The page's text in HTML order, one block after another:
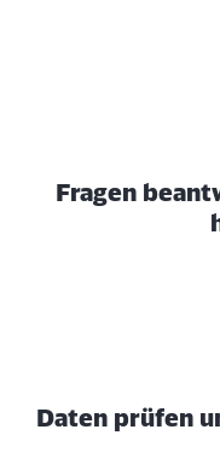
Fragen
Daten prüfen